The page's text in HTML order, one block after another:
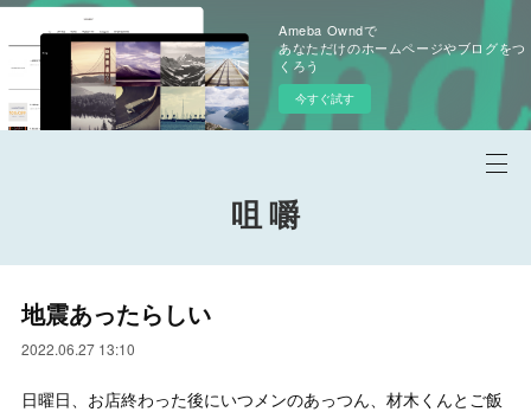
Ameba Owndで
あなただけのホームページやブログをつ
くろう
今すぐ試す
咀 嚼
地震あったらしい
2022.06.27 13:10
日曜日、お店終わった後にいつメンのあっつん、材木くんとご飯